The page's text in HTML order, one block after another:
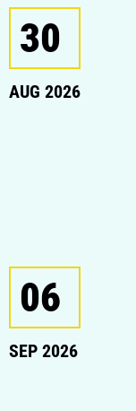
30
AUG 2026
06
SEP 2026